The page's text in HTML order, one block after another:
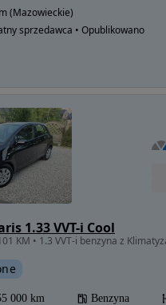
(Mazowieckie)
sprzedawca • Opublikowano
1.33 VVT-i Cool
000 km Benzyna